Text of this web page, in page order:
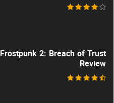
Frostpunk 2: Breach of Trust
Review